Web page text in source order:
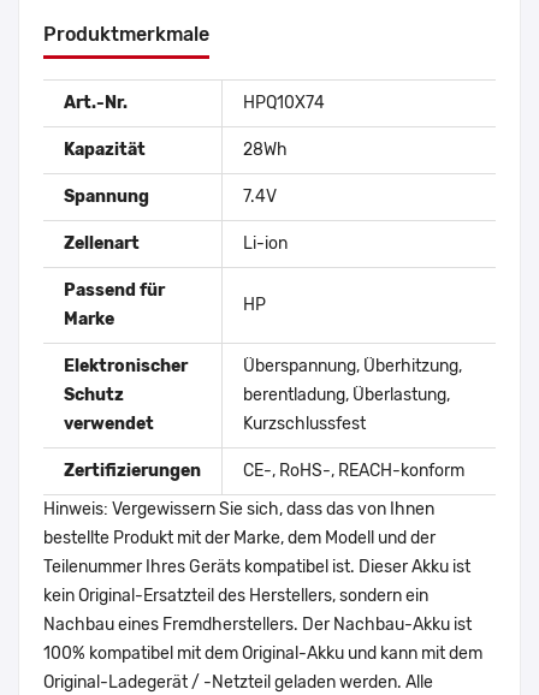
Produktmerkmale
Art.-Nr. HPQ10X74
Kapazität 28Wh
Spannung 7.4V
Zellenart Li-ion
Passend für
Marke
HP
Elektronischer
Schutz
verwendet
Überspannung, Überhitzung,
berentladung, Überlastung,
Kurzschlussfest
Zertifizierungen
CE-, RoHS-, REACH-konform
Hinweis: Vergewissern Sie sich, dass das von Ihnen
bestellte Produkt mit der Marke, dem Modell und der
Teilenummer Ihres Geräts kompatibel ist. Dieser Akku ist
kein Original-Ersatzteil des Herstellers, sondern ein
Nachbau eines Fremdherstellers. Der Nachbau-Akku ist
100% kompatibel mit dem Original-Akku und kann mit dem
Original-Ladegerät / -Netzteil geladen werden. Alle